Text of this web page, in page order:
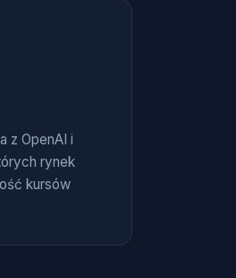
z OpenAI i
rynek
kursów